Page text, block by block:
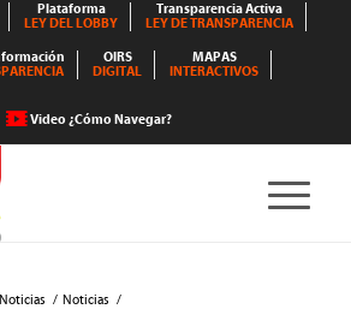
Plataforma
LEY DEL LOBBY
Transparencia Activa
LEY DE TRANSPARENCIA
OIRS
DIGITAL
MAPAS
INTERACTIVOS
Video ¿Cómo Navegar?
Noticias / Noticias /